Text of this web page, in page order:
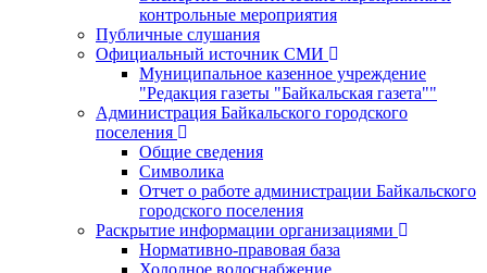
контрольные мероприятия
Публичные слушания
Официальный источник СМИ
Муниципальное казенное учреждение
"Редакция газеты "Байкальская газета""
Администрация Байкальского городского
поселения
Общие сведения
Символика
Отчет о работе администрации Байкальского
городского поселения
Раскрытие информации организациями
Нормативно-правовая база
Холодное водоснабжение